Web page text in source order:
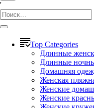
'
Найти:
Top Categories
Длинные
Длинные
Домашняя
Женская
Женские
Женские